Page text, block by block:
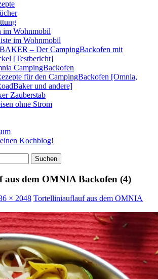
im Wohnmobil
im Wohnmobil
– Der CampingBackofen mit
[Testbericht]
CampingBackofen
für den CampingBackofen [Omnia,
und andere]
Zauberstab
ohne Strom
Kochblog!
dem OMNIA Backofen (4)
× 2048 Tortelliniauflauf aus dem OMNIA